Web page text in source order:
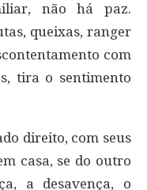
não há paz.
queixas, ranger
com
tira o sentimento
direito, com seus
casa, se do outro
a desavença, o